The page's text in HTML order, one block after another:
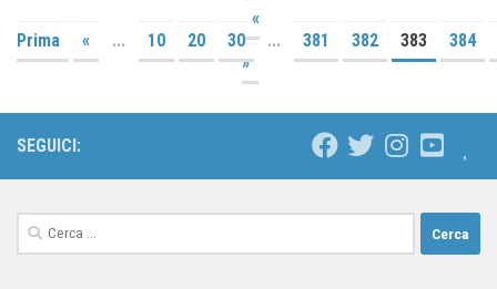
«
Prima
« ... 10 20 30 ... 381 382 383
384
»
SEGUICI: